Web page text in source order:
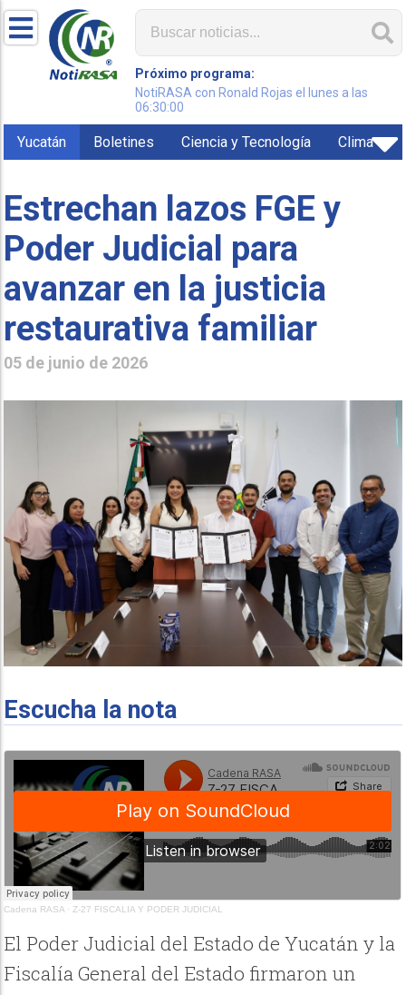
Próximo programa:
NotiRASA con Ronald Rojas el lunes a las
06:30:00
Yucatán Boletines Ciencia y Tecnología Clima
Estrechan lazos FGE y
Poder Judicial para
avanzar en la justicia
restaurativa familiar
05 de junio de 2026
Escucha la nota
Cadena RASA · Z-27 FISCALIA Y PODER JUDICIAL
El Poder Judicial del Estado de Yucatán y la
Fiscalía General del Estado firmaron un